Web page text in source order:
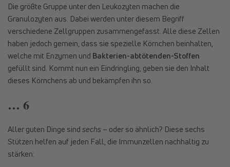
Die größte Gruppe unter den Leukozyten machen die
Granulozyten aus. Dabei werden unter diesem Begriff
verschiedene Zellgruppen zusammengefasst. Alle diese Zellen
haben jedoch gemein, dass sie spezielle Körnchen beinhalten,
welche mit Enzymen und Bakterien-abtötenden-Stoffen
gefüllt sind. Kommt nun ein Eindringling, geben sie den Inhalt
dieses Körnchens ab und bekämpfen ihn so.
… 6
Aller guten Dinge sind sechs – oder so ähnlich? Diese sechs
Stützen helfen auf jeden Fall, die Immunzellen nachhaltig zu
stärken: